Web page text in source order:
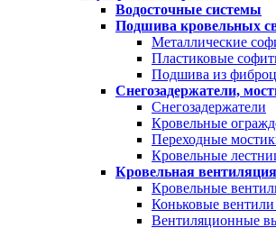
Водосточные системы
Подшива кровельных
Металлические
Пластиковые
Подшива из
Снегозадержатели,
Снегозадержатели
Кровельные
Переходные
Кровельные
Кровельная
Кровельные
Коньковые
Вентиляционные